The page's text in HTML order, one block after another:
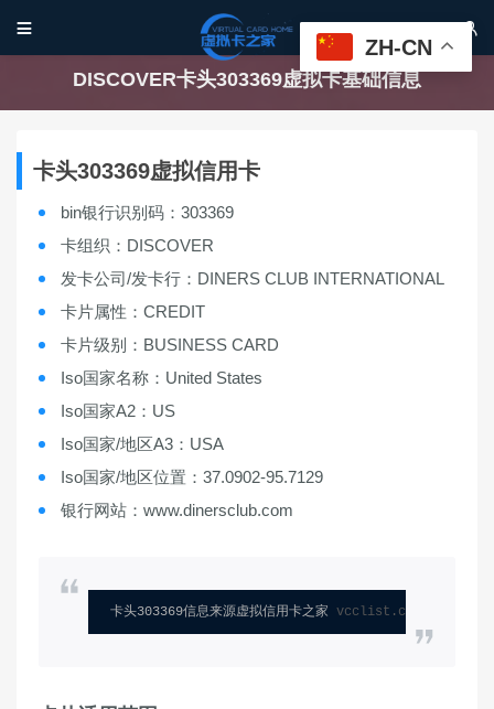
 
DISCOVER卡头303369虚拟卡基础信息
卡头303369虚拟信用卡
bin银行识别码：303369
卡组织：DISCOVER
发卡公司/发卡行：DINERS CLUB INTERNATIONAL
卡片属性：CREDIT
卡片级别：BUSINESS CARD
Iso国家名称：United States
Iso国家A2：US
Iso国家/地区A3：USA
Iso国家/地区位置：37.0902-95.7129
银行网站：www.dinersclub.com
卡头303369信息来源虚拟信用卡之家 vcclist.com
ZH-CN